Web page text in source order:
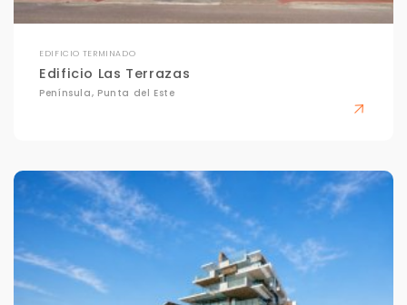
EDIFICIO TERMINADO
Edificio Las Terrazas
Península, Punta del Este